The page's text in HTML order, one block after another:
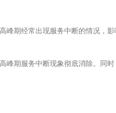
峰期经常出现服务中断的情况，影
峰期服务中断现象彻底消除。同时